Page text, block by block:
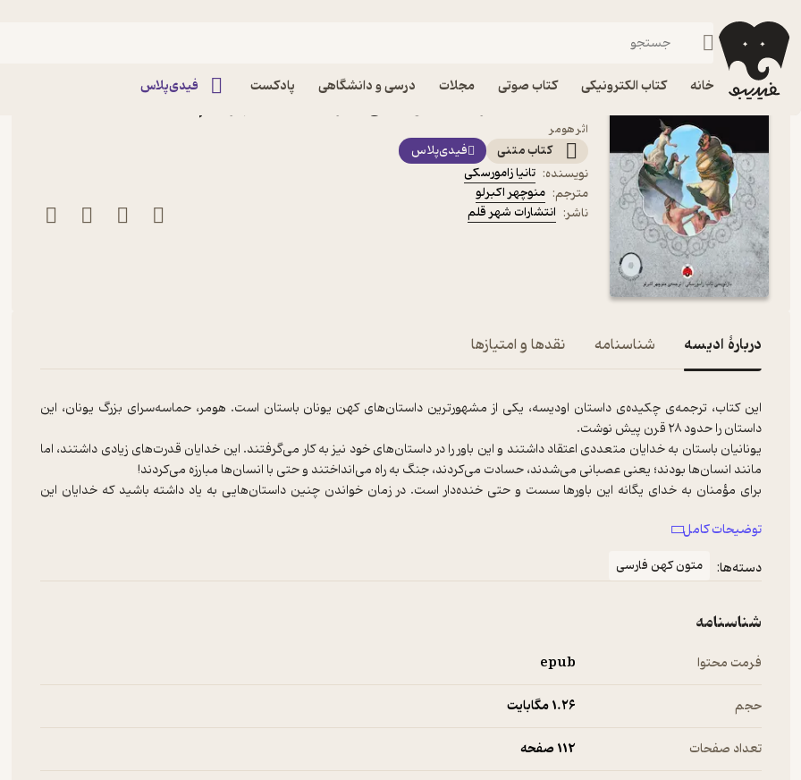
خانه کتاب الکترونیکی کتاب صوتی مجلات درسی و دانشگاهی پادکست فیدی‌پلاس
فیدیبو کتاب الکترونیکی
اثر هومر
کتاب متنی
فیدی‌پلاس
نویسنده: تانیا زامورسکی
مترجم: منوچهر اکبرلو
ناشر: انتشارات شهر قلم
دربارۀ ادیسه شناسنامه نقدها و امتیازها
این کتاب، ترجمه‌ی چکیده‌ی داستان اودیسه، یکی از مشهورترین داستان‌های کهن یونان باستان است. هومر، حماسه‌سرای بزرگ یونان، این
یونانیان باستان به خدایان متعددی اعتقاد داشتند و این باور را در داستان‌های خود نیز به کار می‌گرفتند. این خدایان قدرت‌های زیادی داشتند، اما
برای مؤمنان به خدای یگانه این باورها سست و حتی خنده‌دار است. در زمان خواندن چنین داستان‌هایی به یاد داشته باشید که خدایان این
توضیحات کامل
دسته‌ها:
متون کهن فارسی
شناسنامه
فرمت محتوا epub
حجم 1.۲۶ مگابایت
تعداد صفحات 112 صفحه